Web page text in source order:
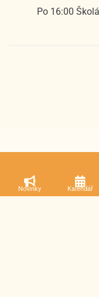
Po 16:00
Novinky Kalendář